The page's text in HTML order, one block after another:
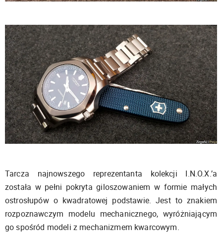
Tarcza najnowszego reprezentanta kolekcji I.N.O.X.’a
została w pełni pokryta giloszowaniem w formie małych
ostrosłupów o kwadratowej podstawie. Jest to znakiem
rozpoznawczym modelu mechanicznego, wyróżniającym
go spośród modeli z mechanizmem kwarcowym.